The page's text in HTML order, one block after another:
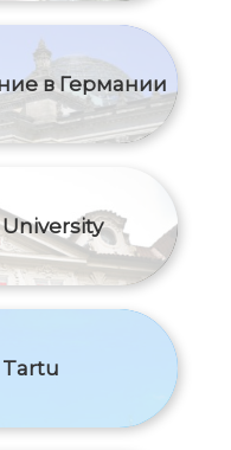
в Германии